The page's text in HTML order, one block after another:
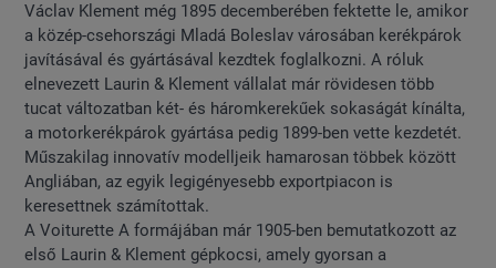
Václav Klement még 1895 decemberében fektette le, amikor
a közép-csehországi Mladá Boleslav városában kerékpárok
javításával és gyártásával kezdtek foglalkozni. A róluk
elnevezett Laurin & Klement vállalat már rövidesen több
tucat változatban két- és háromkerekűek sokaságát kínálta,
a motorkerékpárok gyártása pedig 1899-ben vette kezdetét.
Műszakilag innovatív modelljeik hamarosan többek között
Angliában, az egyik legigényesebb exportpiacon is
keresettnek számítottak.
A Voiturette A formájában már 1905-ben bemutatkozott az
első Laurin & Klement gépkocsi, amely gyorsan a